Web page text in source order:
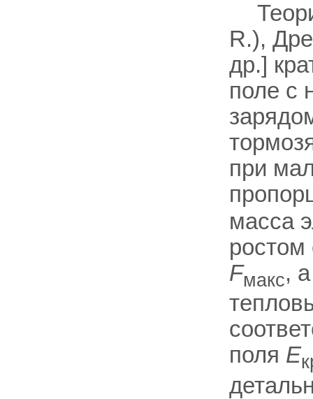
R.),
др.]
поле с
при
масса
ростом
Fмакс,
поля E